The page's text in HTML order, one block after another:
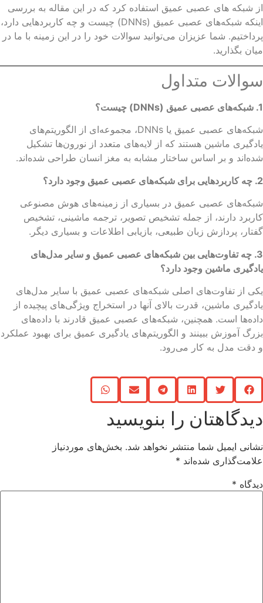
شبکه های عصبی عمیق استفاده کرد که در این مقاله به بررسی
اینکه شبکه‌های عصبی عمیق (DNNs) چیست و چه کاربردهایی دارد،
شما عزیزان می‌توانید سوالات خود را در این زمینه با ما در
بگذارید.
متداول
شبکه‌های عصبی عمیق یا DNNs، مجموعه‌ای از الگوریتم‌های
ماشین هستند که از لایه‌های متعدد از نورون‌ها تشکیل
و بر اساس ساختار مشابه به مغز انسان طراحی شده‌اند.
دارد؟
عصبی عمیق در بسیاری از زمینه‌های هوش مصنوعی
دارند، از جمله تشخیص تصویر، ترجمه ماشینی، تشخیص
پردازش زبان طبیعی، بازیابی اطلاعات و بسیاری دیگر.
3. چه تفاوت‌هایی بین شبکه‌های عصبی عمیق و سایر مدل‌های
ماشین وجود دارد؟
از تفاوت‌های اصلی شبکه‌های عصبی عمیق با سایر مدل‌های
ماشین، قدرت بالای آنها در استخراج ویژگی‌های پیچیده از
است. همچنین، شبکه‌های عصبی عمیق قادرند با داده‌های
آموزش ببینند و الگوریتم‌های یادگیری عمیق برای بهبود عملکرد
دقت مدل به کار می‌رود.
را بنویسید
ایمیل شما منتشر نخواهد شد. بخش‌های موردنیاز
شده‌اند*
*